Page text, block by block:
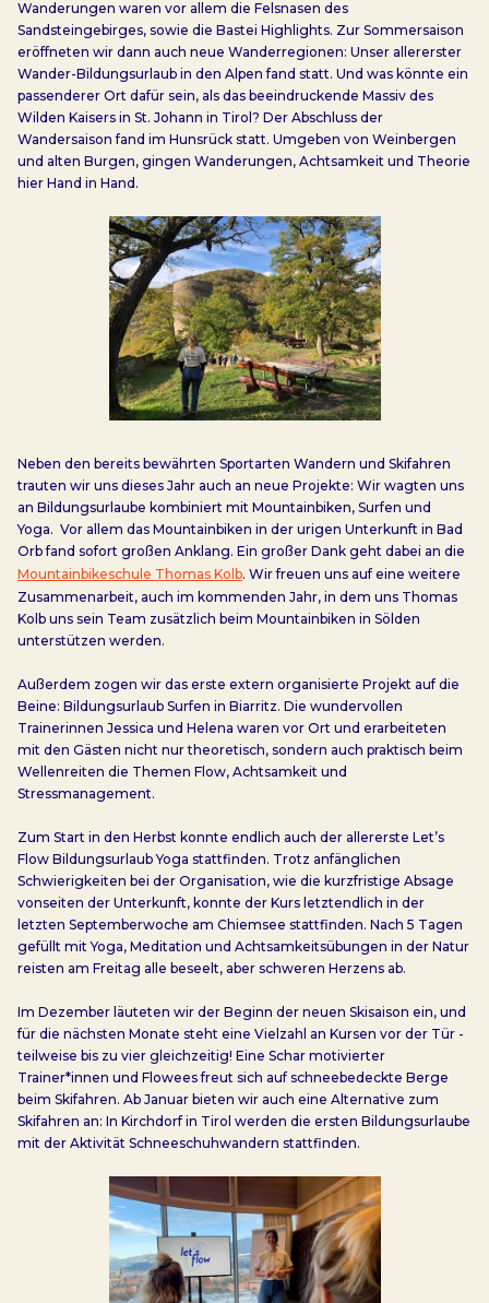
Wanderungen waren vor allem die Felsnasen des
Sandsteingebirges, sowie die Bastei Highlights. Zur Sommersaison
eröffneten wir dann auch neue Wanderregionen: Unser allererster
Wander-Bildungsurlaub in den Alpen fand statt. Und was könnte ein
passenderer Ort dafür sein, als das beeindruckende Massiv des
Wilden Kaisers in St. Johann in Tirol? Der Abschluss der
Wandersaison fand im Hunsrück statt. Umgeben von Weinbergen
und alten Burgen, gingen Wanderungen, Achtsamkeit und Theorie
hier Hand in Hand.
Neben den bereits bewährten Sportarten Wandern und Skifahren
trauten wir uns dieses Jahr auch an neue Projekte: Wir wagten uns
an Bildungsurlaube kombiniert mit Mountainbiken, Surfen und
Yoga. Vor allem das Mountainbiken in der urigen Unterkunft in Bad
Orb fand sofort großen Anklang. Ein großer Dank geht dabei an die
Mountainbikeschule Thomas Kolb. Wir freuen uns auf eine weitere
Zusammenarbeit, auch im kommenden Jahr, in dem uns Thomas
Kolb uns sein Team zusätzlich beim Mountainbiken in Sölden
unterstützen werden.
Außerdem zogen wir das erste extern organisierte Projekt auf die
Beine: Bildungsurlaub Surfen in Biarritz. Die wundervollen
Trainerinnen Jessica und Helena waren vor Ort und erarbeiteten
mit den Gästen nicht nur theoretisch, sondern auch praktisch beim
Wellenreiten die Themen Flow, Achtsamkeit und
Stressmanagement.
Zum Start in den Herbst konnte endlich auch der allererste Let’s
Flow Bildungsurlaub Yoga stattfinden. Trotz anfänglichen
Schwierigkeiten bei der Organisation, wie die kurzfristige Absage
vonseiten der Unterkunft, konnte der Kurs letztendlich in der
letzten Septemberwoche am Chiemsee stattfinden. Nach 5 Tagen
gefüllt mit Yoga, Meditation und Achtsamkeitsübungen in der Natur
reisten am Freitag alle beseelt, aber schweren Herzens ab.
Im Dezember läuteten wir der Beginn der neuen Skisaison ein, und
für die nächsten Monate steht eine Vielzahl an Kursen vor der Tür -
teilweise bis zu vier gleichzeitig! Eine Schar motivierter
Trainer*innen und Flowees freut sich auf schneebedeckte Berge
beim Skifahren. Ab Januar bieten wir auch eine Alternative zum
Skifahren an: In Kirchdorf in Tirol werden die ersten Bildungsurlaube
mit der Aktivität Schneeschuhwandern stattfinden.